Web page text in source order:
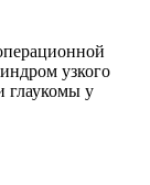
узкого
глаукомы у